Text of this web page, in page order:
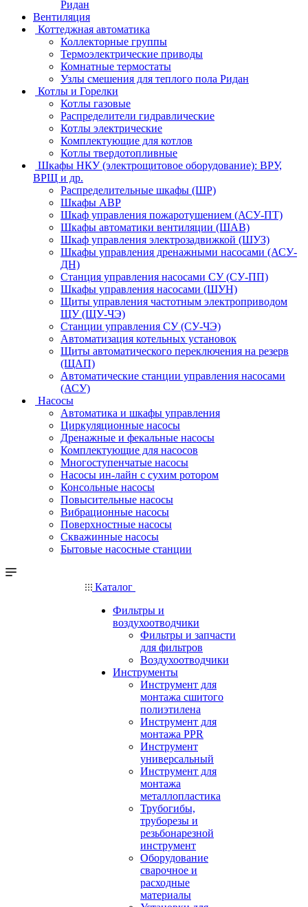
Ридан
Вентиляция
Коттеджная автоматика
Коллекторные группы
Термоэлектрические приводы
Комнатные термостаты
Узлы смешения для теплого пола Ридан
Котлы и Горелки
Котлы газовые
Распределители гидравлические
Котлы электрические
Комплектующие для котлов
Котлы твердотопливные
Шкафы НКУ (электрощитовое оборудование): ВРУ,
ВРЩ и др.
Распределительные шкафы (ШР)
Шкафы АВР
Шкаф управления пожаротушением (АСУ-ПТ)
Шкафы автоматики вентиляции (ШАВ)
Шкаф управления электрозадвижкой (ШУЗ)
Шкафы управления дренажными насосами (АСУ-
ДН)
Станция управления насосами СУ (СУ-ПП)
Шкафы управления насосами (ШУН)
Щиты управления частотным электроприводом
ЩУ (ЩУ-ЧЭ)
Станции управления СУ (СУ-ЧЭ)
Автоматизация котельных установок
Щиты автоматического переключения на резерв
(ЩАП)
Автоматические станции управления насосами
(АСУ)
Насосы
Автоматика и шкафы управления
Циркуляционные насосы
Дренажные и фекальные насосы
Комплектующие для насосов
Многоступенчатые насосы
Насосы ин-лайн с сухим ротором
Консольные насосы
Повысительные насосы
Вибрационные насосы
Поверхностные насосы
Скважинные насосы
Бытовые насосные станции
Каталог
Фильтры и
воздухоотводчики
Фильтры и запчасти
для фильтров
Воздухоотводчики
Инструменты
Инструмент для
монтажа сшитого
полиэтилена
Инструмент для
монтажа PPR
Инструмент
универсальный
Инструмент для
монтажа
металлопластика
Трубогибы,
труборезы и
резьбонарезной
инструмент
Оборудование
сварочное и
расходные
материалы